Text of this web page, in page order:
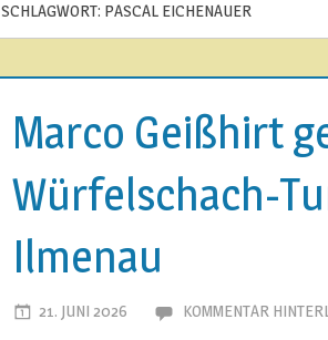
SCHLAGWORT: PASCAL EICHENAUER
Marco Geißhirt
Würfelschach-
Ilmenau
21. JUNI 2026 ILMENAUER
KOMMENTAR